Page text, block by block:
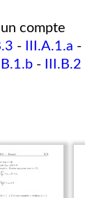
compte
- III.A.1.a -
- III.B.2